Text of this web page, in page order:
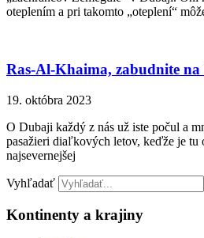
oteplením a pri takomto „oteplení“
Ras-Al-Khaima, zabudnite
19. októbra 2023
O Dubaji každý z nás už iste počul a
pasažieri diaľkových letov, keďže je tu
najsevernejšej
Vyhľadať
Kontinenty a krajiny